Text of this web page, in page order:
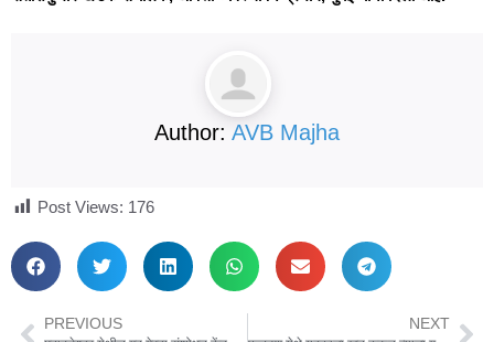
Author: AVB Majha
Post Views: 176
PREVIOUS NEXT